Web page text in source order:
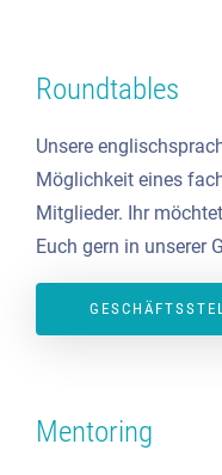
Roundtables
Unsere
Möglichkeit eines
Mitglieder. Ihr
Euch gern in unserer
Mentoring